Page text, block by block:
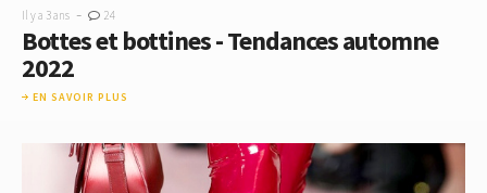
Il y a 3 ans - 24
Bottes et bottines - Tendances automne
2022
EN SAVOIR PLUS